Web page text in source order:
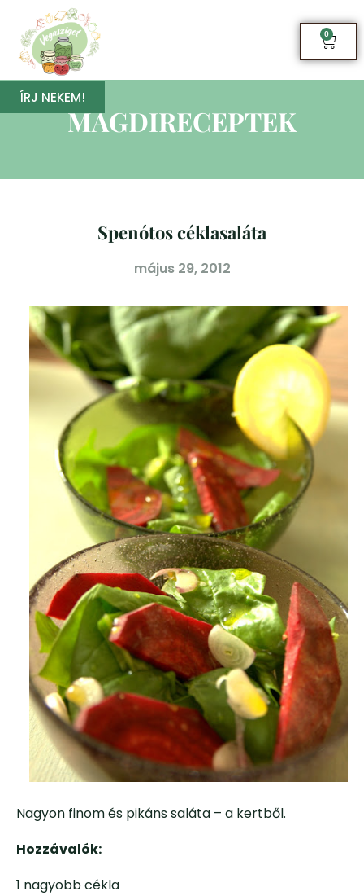
0
ÍRJ NEKEM!
MAGDIRECEPTEK
Spenótos céklasaláta
május 29, 2012
Nagyon finom és pikáns saláta – a kertből.
Hozzávalók:
1 nagyobb cékla